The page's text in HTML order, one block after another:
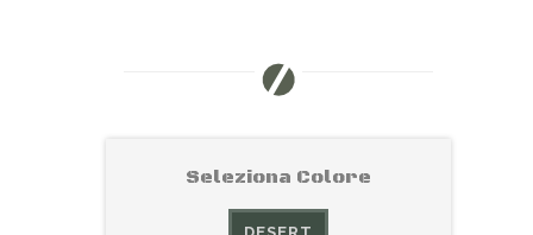
Seleziona Colore